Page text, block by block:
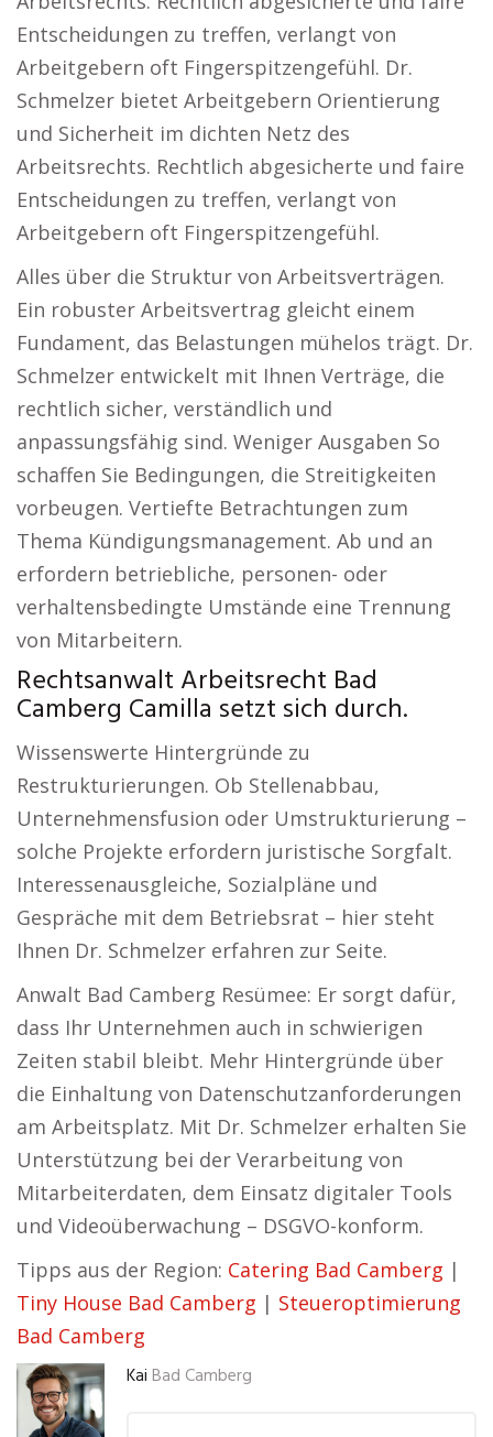
Entscheidungen zu treffen, verlangt von
Arbeitgebern oft Fingerspitzengefühl. Dr.
Schmelzer bietet Arbeitgebern Orientierung
und Sicherheit im dichten Netz des
Arbeitsrechts. Rechtlich abgesicherte und faire
Entscheidungen zu treffen, verlangt von
Arbeitgebern oft Fingerspitzengefühl.
Alles über die Struktur von Arbeitsverträgen.
Ein robuster Arbeitsvertrag gleicht einem
Fundament, das Belastungen mühelos trägt. Dr.
Schmelzer entwickelt mit Ihnen Verträge, die
rechtlich sicher, verständlich und
anpassungsfähig sind. Weniger Ausgaben So
schaffen Sie Bedingungen, die Streitigkeiten
vorbeugen. Vertiefte Betrachtungen zum
Thema Kündigungsmanagement. Ab und an
erfordern betriebliche, personen- oder
verhaltensbedingte Umstände eine Trennung
von Mitarbeitern.
Rechtsanwalt Arbeitsrecht Bad
Camberg Camilla setzt sich durch.
Wissenswerte Hintergründe zu
Restrukturierungen. Ob Stellenabbau,
Unternehmensfusion oder Umstrukturierung –
solche Projekte erfordern juristische Sorgfalt.
Interessenausgleiche, Sozialpläne und
Gespräche mit dem Betriebsrat – hier steht
Ihnen Dr. Schmelzer erfahren zur Seite.
Anwalt Bad Camberg Resümee: Er sorgt dafür,
dass Ihr Unternehmen auch in schwierigen
Zeiten stabil bleibt. Mehr Hintergründe über
die Einhaltung von Datenschutzanforderungen
am Arbeitsplatz. Mit Dr. Schmelzer erhalten Sie
Unterstützung bei der Verarbeitung von
Mitarbeiterdaten, dem Einsatz digitaler Tools
und Videoüberwachung – DSGVO-konform.
Tipps aus der Region: Catering Bad Camberg |
Tiny House Bad Camberg | Steueroptimierung
Bad Camberg
Kai Bad Camberg